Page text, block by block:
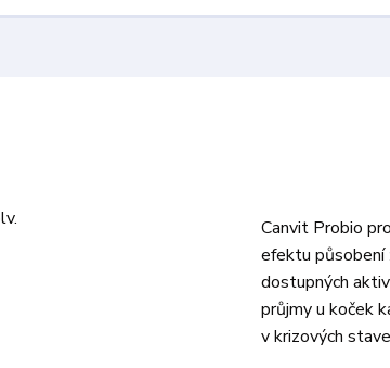
Canvit Probio
efektu působení
dostupných
průjmy u koček
v krizových